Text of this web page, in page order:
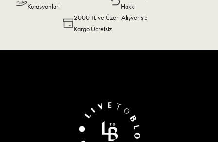
Kürasyonları
Hakkı
2000 TL ve Üzeri Alışverişte
Kargo Ücretsiz